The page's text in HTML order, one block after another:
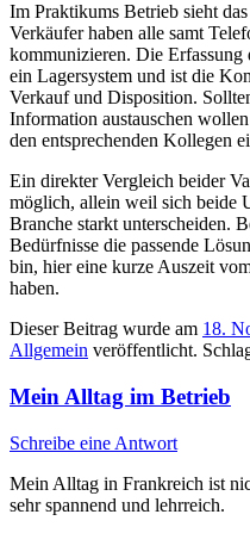
Im Praktikums Betrieb sieht
Verkäufer haben alle samt
kommunizieren. Die
ein Lagersystem und ist die
Verkauf und Disposition.
Information austauschen
den entsprechenden Kollegen
Ein direkter Vergleich beider
möglich, allein weil sich beide
Branche starkt unterscheiden.
Bedürfnisse die passende
bin, hier eine kurze Auszeit
haben.
Dieser Beitrag wurde am 18.
Allgemein veröffentlicht.
Mein Alltag im Betrieb
Schreibe eine Antwort
Mein Alltag in Frankreich ist
sehr spannend und lehrreich.